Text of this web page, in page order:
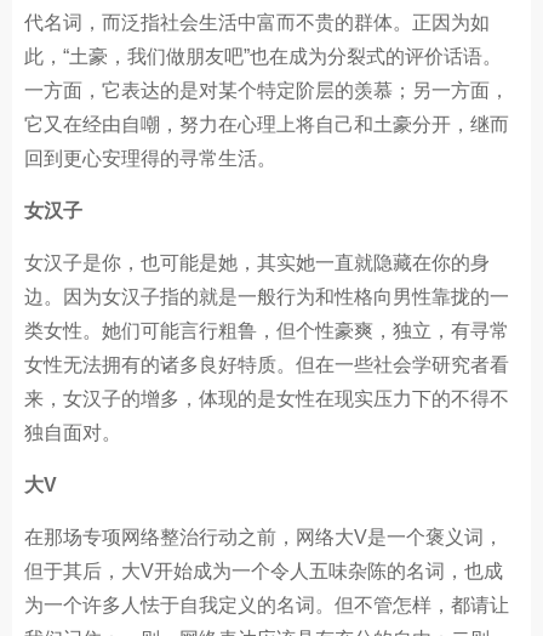
代名词，而泛指社会生活中富而不贵的群体。正因为如
此，“土豪，我们做朋友吧”也在成为分裂式的评价话语。
一方面，它表达的是对某个特定阶层的羡慕；另一方面，
它又在经由自嘲，努力在心理上将自己和土豪分开，继而
回到更心安理得的寻常生活。
女汉子
女汉子是你，也可能是她，其实她一直就隐藏在你的身
边。因为女汉子指的就是一般行为和性格向男性靠拢的一
类女性。她们可能言行粗鲁，但个性豪爽，独立，有寻常
女性无法拥有的诸多良好特质。但在一些社会学研究者看
来，女汉子的增多，体现的是女性在现实压力下的不得不
独自面对。
大V
在那场专项网络整治行动之前，网络大V是一个褒义词，
但于其后，大V开始成为一个令人五味杂陈的名词，也成
为一个许多人怯于自我定义的名词。但不管怎样，都请让